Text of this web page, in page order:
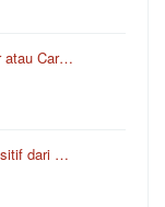
atau Car…
dari …